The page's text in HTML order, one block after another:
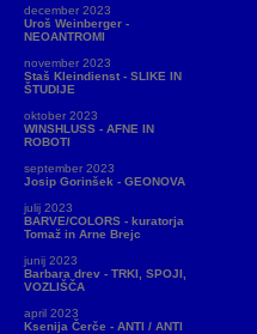
december 2023
Uroš Weinberger -
NEOANTROMI
november 2023
Staš Kleindienst - SLIKE IN
ŠTUDIJE
oktober 2023
WINSHLUSS - AFNE IN
ROBOTI
september 2023
Josip Gorinšek - GEONOVA
julij 2023
BARVE/COLORS - kuratorja
Tomaž in Arne Brejc
junij 2023
Barbara drev - TRKI, SPOJI,
VOZLIŠČA
april 2023
Ksenija Čerče - ANTI / ANTI